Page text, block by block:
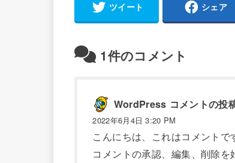
ツイート シェア
1件のコメント
WordPress コメントの投
2022年6月4日 3:20 PM
こんにちは、これはコメントで
コメントの承認、編集、削除